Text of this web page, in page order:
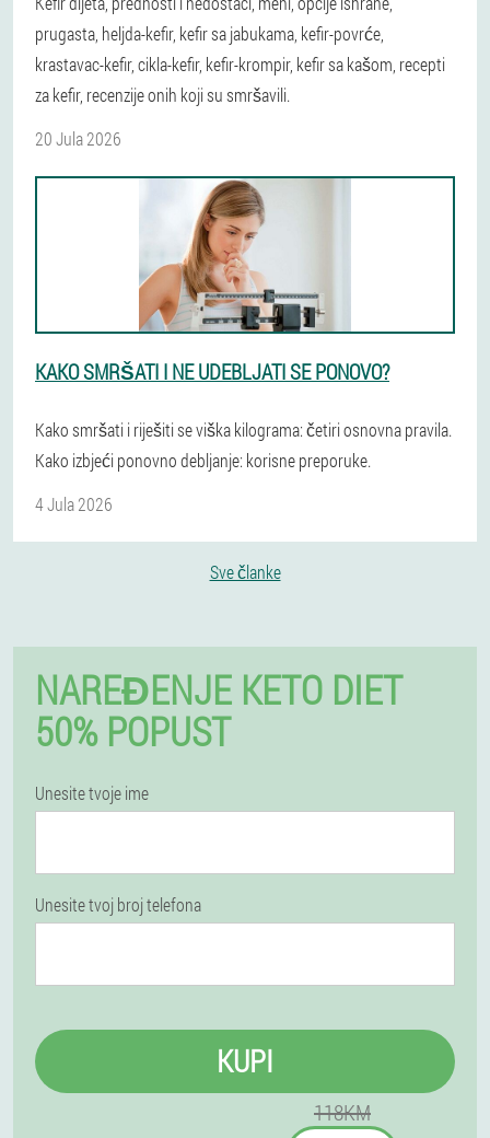
prugasta, heljda-kefir, kefir sa jabukama, kefir-povrće,
krastavac-kefir, cikla-kefir, kefir-krompir, kefir sa kašom, recepti
za kefir, recenzije onih koji su smršavili.
20 Jula 2026
KAKO SMRŠATI I NE UDEBLJATI SE PONOVO?
Kako smršati i riješiti se viška kilograma: četiri osnovna pravila.
Kako izbjeći ponovno debljanje: korisne preporuke.
4 Jula 2026
Sve članke
NAREĐENJE KETO DIET
50% POPUST
Unesite tvoje ime
Unesite tvoj broj telefona
KUPI
118KM